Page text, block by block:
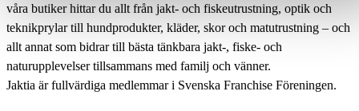
våra butiker hittar du allt från jakt- och fiskeutrustning, optik och
teknikprylar till hundprodukter, kläder, skor och matutrustning – och
allt annat som bidrar till bästa tänkbara jakt-, fiske- och
naturupplevelser tillsammans med familj och vänner.
Jaktia är fullvärdiga medlemmar i Svenska Franchise Föreningen.